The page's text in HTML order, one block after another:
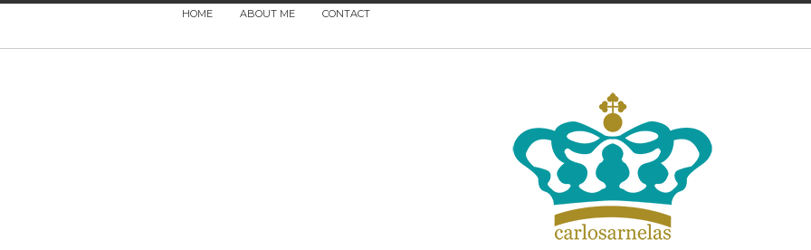
HOME ABOUT ME CONTACT